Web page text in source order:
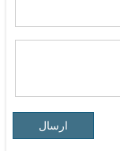
ارسال